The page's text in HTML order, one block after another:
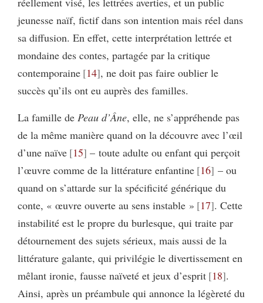
jeunesse naïf, fictif dans son intention mais réel dans
sa diffusion. En effet, cette interprétation lettrée et
mondaine des contes, partagée par la critique
contemporaine 14 , ne doit pas faire oublier le
succès qu’ils ont eu auprès des familles.
La famille de Peau d’Âne, elle, ne s’appréhende pas
de la même manière quand on la découvre avec l’œil
d’une naïve 15 – toute adulte ou enfant qui perçoit
l’œuvre comme de la littérature enfantine 16 – ou
quand on s’attarde sur la spécificité générique du
conte, « œuvre ouverte au sens instable » 17 . Cette
instabilité est le propre du burlesque, qui traite par
détournement des sujets sérieux, mais aussi de la
littérature galante, qui privilégie le divertissement en
mêlant ironie, fausse naïveté et jeux d’esprit 18 .
Ainsi, après un préambule qui annonce la légèreté du